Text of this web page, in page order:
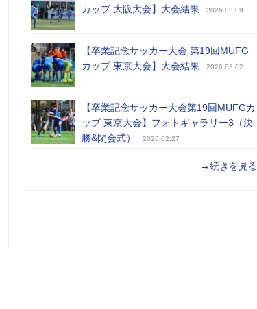
カップ 大阪大会】大会結果
2026.03.09
【卒業記念サッカー大会 第19回MUFG
カップ 東京大会】大会結果
2026.03.02
【卒業記念サッカー大会第19回MUFGカ
ップ 東京大会】フォトギャラリー3（決
勝&閉会式）
2026.02.27
→続きを見る